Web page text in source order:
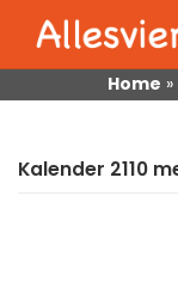
content
Home »
Kalender 2110